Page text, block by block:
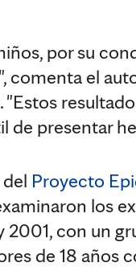
por su
comenta el
presentar
Proyecto
los
con un
de 18 años